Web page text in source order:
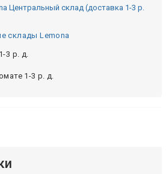
Центральный склад (доставка 1-3 р.
склады Lemona
3 р. д.
1-3 р. д.